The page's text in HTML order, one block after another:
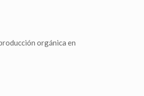
orgánica en